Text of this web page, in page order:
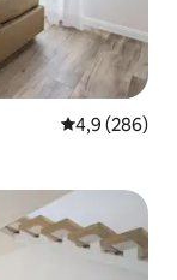
4,9 av 5 i
4,9 (286)